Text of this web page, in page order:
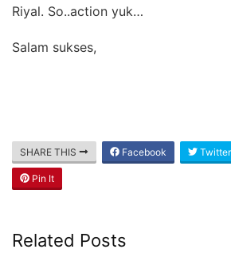
Riyal. So..action yuk…
Salam sukses,
SHARE THIS Facebook Twitter
Pin It
Related Posts